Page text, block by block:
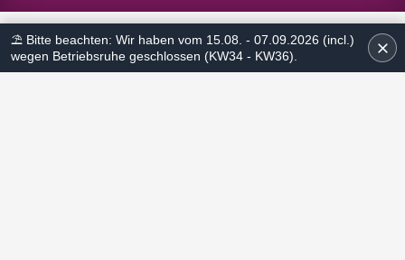
⛱ Bitte beachten: Wir haben vom 15.08. - 07.09.2026 (incl.)
wegen Betriebsruhe geschlossen (KW34 - KW36).